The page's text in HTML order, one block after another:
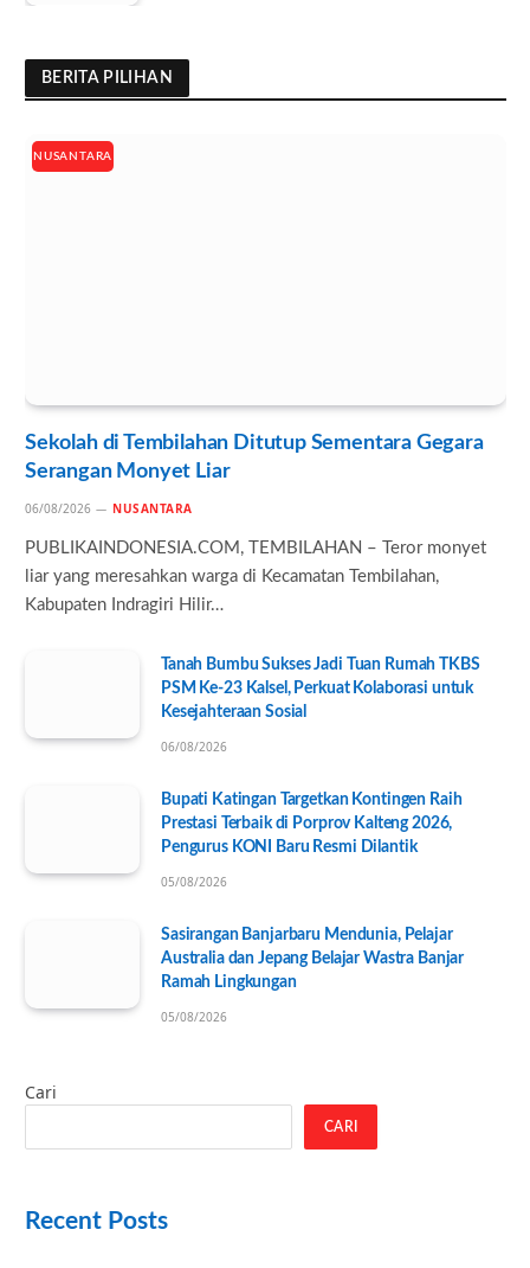
BERITA PILIHAN
NUSANTARA
Sekolah di Tembilahan Ditutup Sementara Gegara
Serangan Monyet Liar
06/08/2026 NUSANTARA
PUBLIKAINDONESIA.COM, TEMBILAHAN – Teror monyet
liar yang meresahkan warga di Kecamatan Tembilahan,
Kabupaten Indragiri Hilir…
Tanah Bumbu Sukses Jadi Tuan Rumah TKBS
PSM Ke-23 Kalsel, Perkuat Kolaborasi untuk
Kesejahteraan Sosial
06/08/2026
Bupati Katingan Targetkan Kontingen Raih
Prestasi Terbaik di Porprov Kalteng 2026,
Pengurus KONI Baru Resmi Dilantik
05/08/2026
Sasirangan Banjarbaru Mendunia, Pelajar
Australia dan Jepang Belajar Wastra Banjar
Ramah Lingkungan
05/08/2026
Cari
CARI
Recent Posts